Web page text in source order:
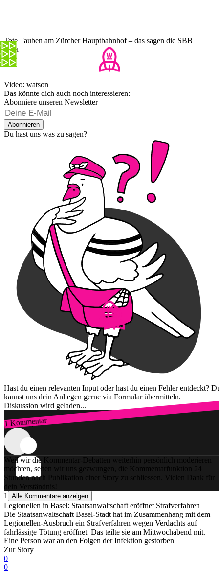
Tote Tauben am Zürcher Hauptbahnhof – das sagen die SBB
dazu
Video: watson
Das könnte dich auch noch interessieren:
Abonniere unseren Newsletter
Abonnieren
Du hast uns was zu sagen?
Hast du einen relevanten Input oder hast du einen Fehler entdeckt?
kannst uns dein Anliegen gerne via Formular übermitteln.
Diskussion wird geladen...
1 Kommentar
Zum Login
Weil wir die Kommentar-Debatten weiterhin persönlich moderieren
möchten, sehen wir uns gezwungen, die Kommentarfunktion 24
Stunden nach Publikation einer Story zu schliessen. Vielen Dank für
dein Verständnis!
1 Alle Kommentare anzeigen
Legionellen in Basel: Staatsanwaltschaft eröffnet Strafverfahren
Die Staatsanwaltschaft Basel-Stadt hat im Zusammenhang mit dem
Legionellen-Ausbruch ein Strafverfahren wegen Verdachts auf
fahrlässige Tötung eröffnet. Das teilte sie am Mittwochabend mit.
Eine Person war an den Folgen der Infektion gestorben.
Zur Story
0
0